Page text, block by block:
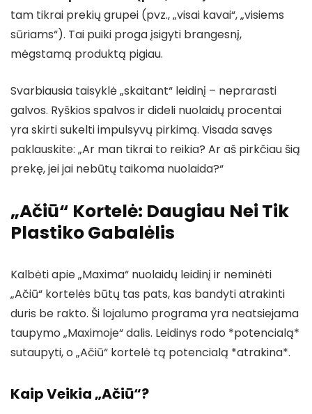
tam tikrai prekių grupei (pvz., „visai kavai“, „visiems
sūriams“). Tai puiki proga įsigyti brangesnį,
mėgstamą produktą pigiau.
Svarbiausia taisyklė „skaitant“ leidinį – neprarasti
galvos. Ryškios spalvos ir dideli nuolaidų procentai
yra skirti sukelti impulsyvų pirkimą. Visada savęs
paklauskite: „Ar man tikrai to reikia? Ar aš pirkčiau šią
prekę, jei jai nebūtų taikoma nuolaida?“
„Ačiū“ Kortelė: Daugiau Nei Tik
Plastiko Gabalėlis
Kalbėti apie „Maxima“ nuolaidų leidinį ir neminėti
„Ačiū“ kortelės būtų tas pats, kas bandyti atrakinti
duris be rakto. Ši lojalumo programa yra neatsiejama
taupymo „Maximoje“ dalis. Leidinys rodo *potencialą*
sutaupyti, o „Ačiū“ kortelė tą potencialą *atrakina*.
Kaip Veikia „Ačiū“?